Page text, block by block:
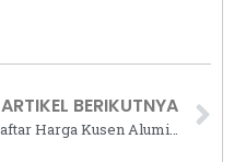
ARTIKEL BERIKUTNYA
Daftar Harga Kusen Aluminium per Meter Terbaru 2026 Lengkap Berbagai Ukuran